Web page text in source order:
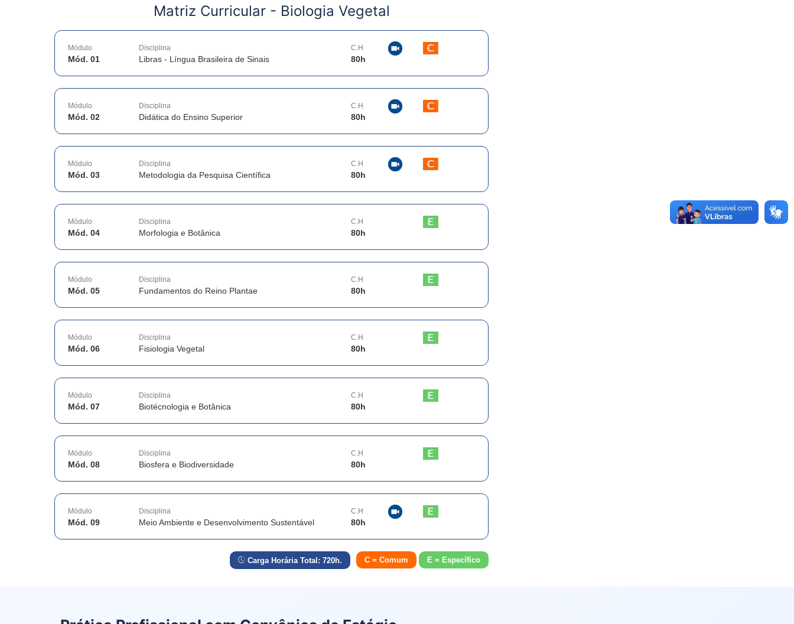
Matriz Curricular - Biologia Vegetal
Módulo
Mód. 01
Disciplina
Libras - Língua Brasileira de Sinais
C.H
80h
Módulo
Mód. 02
Disciplina
Didática do Ensino Superior
C.H
80h
Módulo
Mód. 03
Disciplina
Metodologia da Pesquisa Científica
C.H
80h
Módulo
Mód. 04
Disciplina
Morfologia e Botânica
C.H
80h
Módulo
Mód. 05
Disciplina
Fundamentos do Reino Plantae
C.H
80h
Módulo
Mód. 06
Disciplina
Fisiologia Vegetal
C.H
80h
Módulo
Mód. 07
Disciplina
Biotécnologia e Botânica
C.H
80h
Módulo
Mód. 08
Disciplina
Biosfera e Biodiversidade
C.H
80h
Módulo
Mód. 09
Disciplina
Meio Ambiente e Desenvolvimento Sustentável
C.H
80h
Carga Horária Total: 720h. C = Comum E = Específico